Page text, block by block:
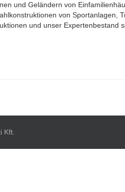
und Geländern von
von Sportanlagen,
und unser Expertenbestand
Kft.